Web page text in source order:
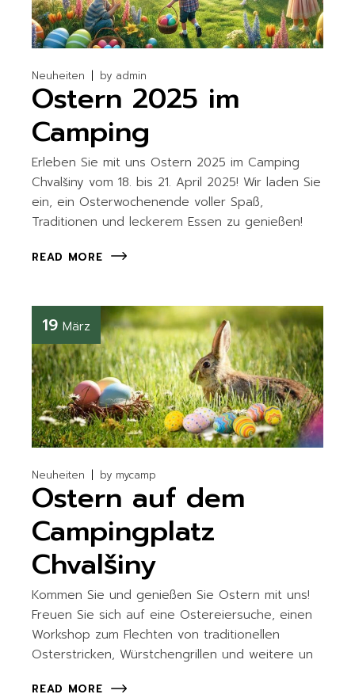
Neuheiten by admin
Ostern 2025 im
Camping
Erleben Sie mit uns Ostern 2025 im Camping
Chvalšiny vom 18. bis 21. April 2025! Wir laden Sie
ein, ein Osterwochenende voller Spaß,
Traditionen und leckerem Essen zu genießen!
READ MORE
19 März
Neuheiten by mycamp
Ostern auf dem
Campingplatz
Chvalšiny
Kommen Sie und genießen Sie Ostern mit uns!
Freuen Sie sich auf eine Ostereiersuche, einen
Workshop zum Flechten von traditionellen
Osterstricken, Würstchengrillen und weitere un
READ MORE